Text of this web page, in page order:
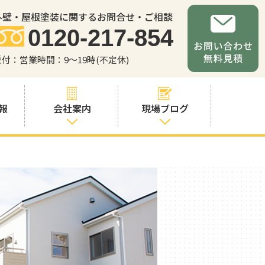
・屋根塗装に関するお問合せ・ご相談
0120-217-854
：営業時間：9～19時(不定休)
会社案内
職人・スタッフ
紹介
お問い合わせか
らの流れ
よくあるご質問
現場ブログ